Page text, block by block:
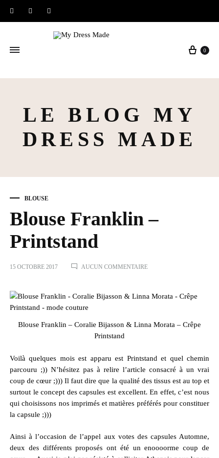
InstagramFacebook
Panier
0
LE BLOG MY
DRESS MADE
BLOUSE
Blouse Franklin –
Printstand
15 OCTOBRE 2017 AUCUN COMMENTAIRESUR
Blouse Franklin – Coralie Bijasson & Linna Morata – Crêpe
Printstand
Voilà quelques mois est apparu est Printstandet quel chemin
parcouru ;)) N’hésitez pas à relire l’article consacré à un vrai
coup de cœur ;))) Il faut dire que la qualité des tissus est au top et
surtout le concept des capsules est excellent. En effet, c’est nous
qui choisissons nos imprimés et matières préférés pour constituer
la capsule ;)))
Ainsi à l’occasion de l’appel aux votes des capsules Automne,
deux des différents proposés ont été un enoooorme coup de